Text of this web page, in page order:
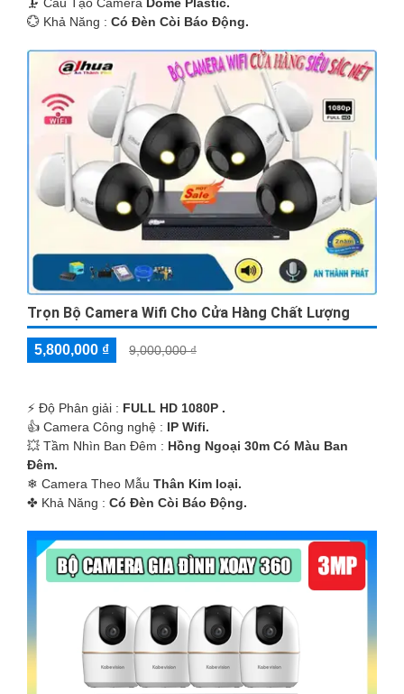
🗜️ Cấu Tạo Camera Dome Plastic.
️💮 Khả Năng : Có Ðèn Còi Báo Động.
Trọn Bộ Camera Wifi Cho Cửa Hàng Chất Lượng
5,800,000 ₫ 9,000,000 ₫
️⚡ Độ Phân giải : FULL HD 1080P .
👍 Camera Công nghệ : IP Wifi.
💥 Tầm Nhìn Ban Đêm : Hồng Ngoại 30m Có Màu Ban
Ðêm.
❄ Camera Theo Mẫu Thân Kim loại.
️✤ Khả Năng : Có Ðèn Còi Báo Động.